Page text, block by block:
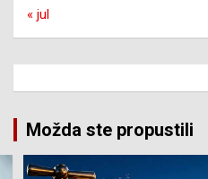
« jul
Možda ste propustili